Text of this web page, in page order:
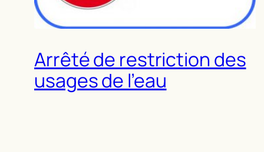
Arrêté de restriction des
usages de l’eau